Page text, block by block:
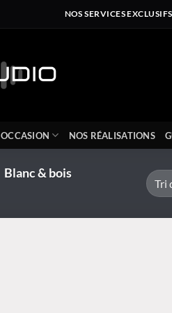
NOS SERVICES EXCLUSIFS
OCCASION NOS RÉALISATIONS
Blanc & bois